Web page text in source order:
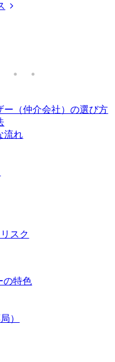
（仲介会社）の選び方
流れ
スク
の特色
）